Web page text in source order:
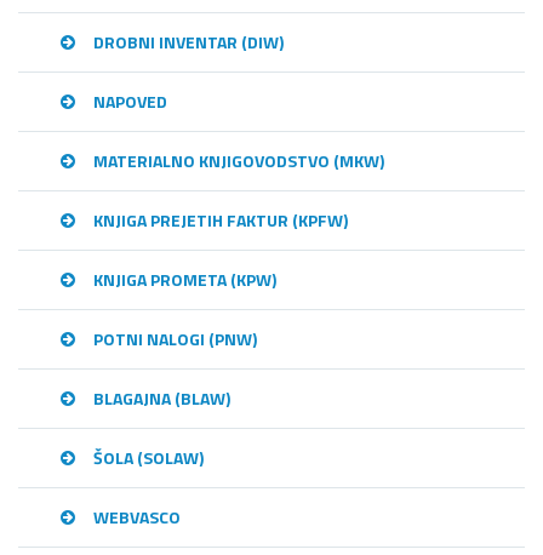
DROBNI INVENTAR (DIW)
NAPOVED
MATERIALNO KNJIGOVODSTVO (MKW)
KNJIGA PREJETIH FAKTUR (KPFW)
KNJIGA PROMETA (KPW)
POTNI NALOGI (PNW)
BLAGAJNA (BLAW)
ŠOLA (SOLAW)
WEBVASCO